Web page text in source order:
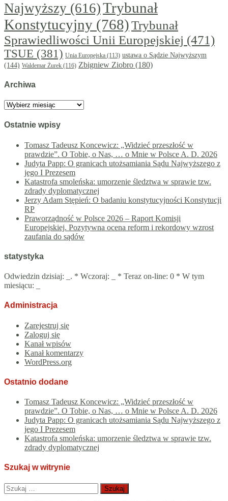
Najwyższy (616)Trybunał
Konstytucyjny (768)Trybunał
Sprawiedliwości Unii Europejskiej (471)
TSUE (381) Unia Europejska (113) ustawa o Sądzie Najwyższym
(144) Waldemar Żurek (116) Zbigniew Ziobro (180)
Archiwa
Archiwa
Ostatnie wpisy
Tomasz Tadeusz Koncewicz: „Widzieć przeszłość w
prawdzie”. O Tobie, o Nas, … o Mnie w Polsce A. D. 2026
Judyta Papp: O granicach utożsamiania Sądu Najwyższego z
jego I Prezesem
Katastrofa smoleńska: umorzenie śledztwa w sprawie tzw.
zdrady dyplomatycznej
Jerzy Adam Stępień: O badaniu konstytucyjności Konstytucji
RP
Praworządność w Polsce 2026 – Raport Komisji
Europejskiej. Pozytywna ocena reform i rekordowy wzrost
zaufania do sądów
statystyka
Odwiedzin dzisiaj: . * Wczoraj:
* Teraz on-line: 0 * W tym
miesiącu:
Administracja
Zarejestruj się
Zaloguj się
Kanał wpisów
Kanał komentarzy
WordPress.org
Ostatnio dodane
Tomasz Tadeusz Koncewicz: „Widzieć przeszłość w
prawdzie”. O Tobie, o Nas, … o Mnie w Polsce A. D. 2026
Judyta Papp: O granicach utożsamiania Sądu Najwyższego z
jego I Prezesem
Katastrofa smoleńska: umorzenie śledztwa w sprawie tzw.
zdrady dyplomatycznej
Szukaj w witrynie
Szukaj: